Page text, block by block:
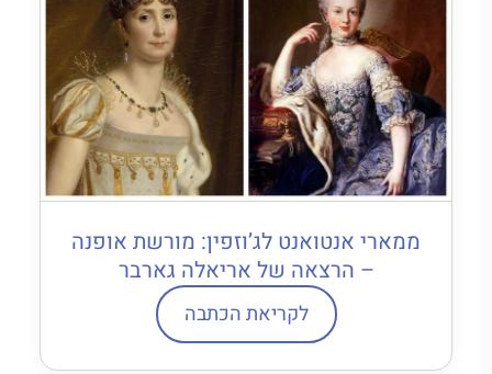
ממארי אנטואנט לג’וזפין: מורשת אופנה
– הרצאה של אריאלה גארבר
לקריאת הכתבה